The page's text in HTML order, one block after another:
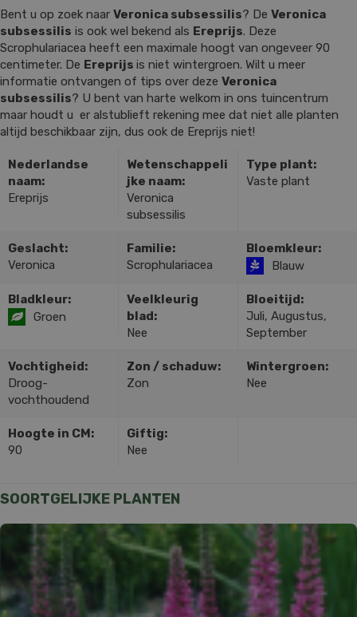
Bent u op zoek naar Veronica subsessilis? De Veronica
subsessilis is ook wel bekend als Ereprijs. Deze
Scrophulariacea heeft een maximale hoogt van ongeveer 90
centimeter. De Ereprijs is niet wintergroen. Wilt u meer
informatie ontvangen of tips over deze Veronica
subsessilis? U bent van harte welkom in ons tuincentrum
maar houdt u er alstublieft rekening mee dat niet alle planten
altijd beschikbaar zijn, dus ook de Ereprijs niet!
Nederlandse
naam:
Ereprijs
Wetenschappeli
jke naam:
Veronica
subsessilis
Type plant:
Vaste plant
Geslacht:
Veronica
Familie:
Scrophulariacea
Bloemkleur:
Blauw
Bladkleur:
Groen
Veelkleurig
blad:
Nee
Bloeitijd:
Juli, Augustus,
September
Vochtigheid:
Droog-
vochthoudend
Zon / schaduw:
Zon
Wintergroen:
Nee
Hoogte in CM:
90
Giftig:
Nee
SOORTGELIJKE PLANTEN